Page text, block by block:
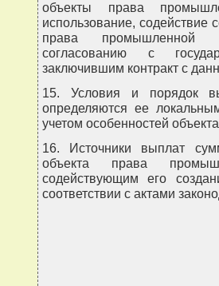
объекты права
использование, содействие
права промышленной
согласованию с
заключившим контракт с
15. Условия и порядок
определяются ее
учетом особенностей
16. Источники выплат
объекта права
содействующим его
соответствии с актами